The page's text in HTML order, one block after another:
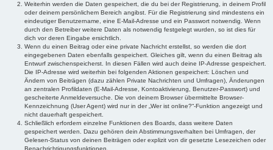
Weiterhin werden die Daten gespeichert, die du bei der Registrierung, in deinem Profil
oder deinem persönlichem Bereich angibst. Für die Registrierung sind mindestens ein
eindeutiger Benutzername, eine E-Mail-Adresse und ein Passwort notwendig. Wenn
durch den Betreiber weitere Daten als notwendig festgelegt wurden, so ist dies für
dich vor deren Eingabe ersichtlich.
Wenn du einen Beitrag oder eine private Nachricht erstellst, so werden die dort
eingegebenen Daten ebenfalls gespeichert. Gleiches gilt, wenn du einen Beitrag als
Entwurf zwischenspeicherst. In diesen Fällen wird auch deine IP-Adresse gespeichert.
Die IP-Adresse wird weiterhin bei folgenden Aktionen gespeichert: Löschen und
Ändern von Beiträgen (dazu zählen Private Nachrichten und Umfragen), Änderungen
an zentralen Profildaten (E-Mail-Adresse, Kontoaktivierung, Benutzer-Passwort) und
gescheiterte Anmeldeversuche. Die von deinem Browser übermittelte Browser-
Kennzeichnung (User Agent) wird nur in der „Wer ist online?“-Funktion angezeigt und
nicht dauerhaft gespeichert.
Schließlich erfordern einzelne Funktionen des Boards, dass weitere Daten
gespeichert werden. Dazu gehören dein Abstimmungsverhalten bei Umfragen, der
Gelesen-Status von deinen Beiträgen oder explizit von dir gesetzte Lesezeichen oder
Benachrichtigungsfunktionen.